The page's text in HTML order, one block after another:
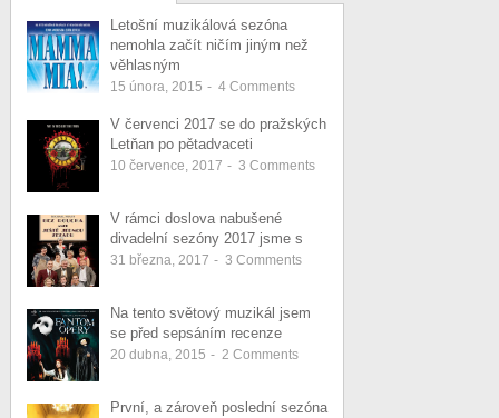
Letošní muzikálová sezóna
nemohla začít ničím jiným než
věhlasným
15 února, 2015 - 4Comments
V červenci 2017 se do pražských
Letňan po pětadvaceti
10 července, 2017 - 3 Comments
V rámci doslova nabušené
divadelní sezóny 2017 jsme s
31 března, 2017 - 3 Comments
Na tento světový muzikál jsem
se před sepsáním recenze
20 dubna, 2015 - 2 Comments
První, a zároveň poslední sezóna